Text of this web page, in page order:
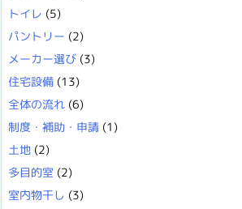
トイレ (5)
パントリー (2)
メーカー選び (3)
住宅設備 (13)
全体の流れ (6)
制度・補助・申請 (1)
土地 (2)
多目的室 (2)
室内物干し (3)